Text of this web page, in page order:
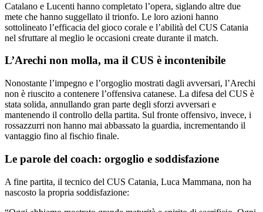
Catalano e Lucenti hanno completato l’opera, siglando altre due
mete che hanno suggellato il trionfo. Le loro azioni hanno
sottolineato l’efficacia del gioco corale e l’abilità del CUS Catania
nel sfruttare al meglio le occasioni create durante il match.
L’Arechi non molla, ma il CUS è incontenibile
Nonostante l’impegno e l’orgoglio mostrati dagli avversari, l’Arechi
non è riuscito a contenere l’offensiva catanese. La difesa del CUS è
stata solida, annullando gran parte degli sforzi avversari e
mantenendo il controllo della partita. Sul fronte offensivo, invece, i
rossazzurri non hanno mai abbassato la guardia, incrementando il
vantaggio fino al fischio finale.
Le parole del coach: orgoglio e soddisfazione
A fine partita, il tecnico del CUS Catania, Luca Mammana, non ha
nascosto la propria soddisfazione: